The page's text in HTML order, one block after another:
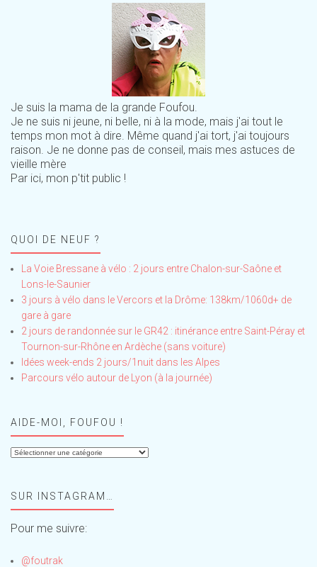
Je suis la mama de la grande Foufou.
Je ne suis ni jeune, ni belle, ni à la mode, mais j'ai tout le
temps mon mot à dire. Même quand j'ai tort, j'ai toujours
raison. Je ne donne pas de conseil, mais mes astuces de
vieille mère
Par ici, mon p'tit public !
QUOI DE NEUF ?
La Voie Bressane à vélo : 2 jours entre Chalon-sur-Saône et
Lons-le-Saunier
3 jours à vélo dans le Vercors et la Drôme: 138km/1060d+ de
gare à gare
2 jours de randonnée sur le GR42 : itinérance entre Saint-Péray et
Tournon-sur-Rhône en Ardèche (sans voiture)
Idées week-ends 2 jours/1nuit dans les Alpes
Parcours vélo autour de Lyon (à la journée)
AIDE-MOI, FOUFOU !
Aide-
!SUR INSTAGRAM…
Pour me suivre:
@foutrak